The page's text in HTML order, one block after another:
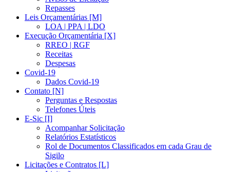
Repasses
Leis Orçamentárias [M]
LOA | PPA | LDO
Execução Orçamentária [X]
RREO | RGF
Receitas
Despesas
Covid-19
Dados Covid-19
Contato [N]
Perguntas e Respostas
Telefones Úteis
E-Sic [I]
Acompanhar Solicitação
Relatórios Estatísticos
Rol de Documentos Classificados em cada Grau de
Sigilo
Licitações e Contratos [L]